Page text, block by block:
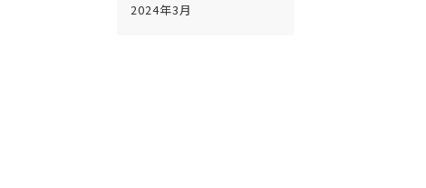
2024年3月